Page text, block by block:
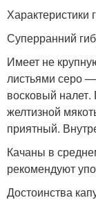
Характеристики
Суперранний
Имеет не
листьями серо
восковый
желтизной
приятный.
Качаны в
рекомендуют
Достоинства